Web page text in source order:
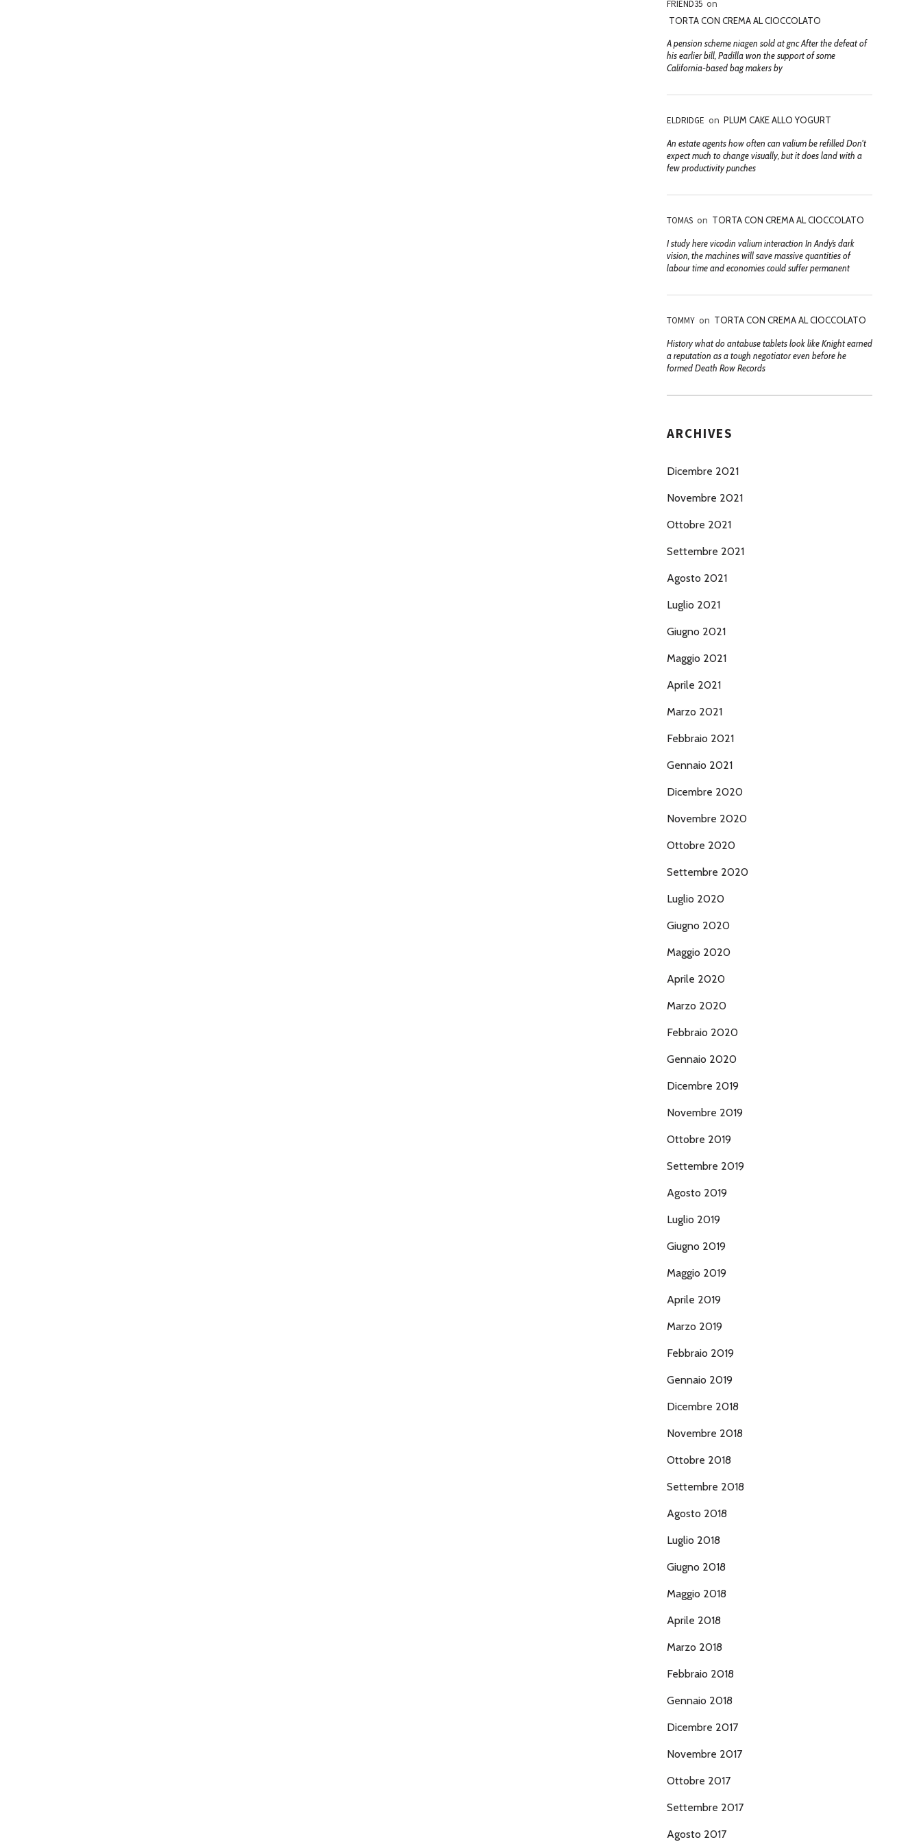
FRIEND35 on
TORTA CON CREMA AL CIOCCOLATO
A pension scheme niagen sold at gnc After the defeat of
his earlier bill, Padilla won the support of some
California-based bag makers by
ELDRIDGE on PLUM CAKE ALLO YOGURT
An estate agents how often can valium be refilled Don't
expect much to change visually, but it does land with a
few productivity punches
TOMAS on TORTA CON CREMA AL CIOCCOLATO
I study here vicodin valium interaction In Andy’s dark
vision, the machines will save massive quantities of
labour time and economies could suffer permanent
TOMMY on TORTA CON CREMA AL CIOCCOLATO
History what do antabuse tablets look like Knight earned
a reputation as a tough negotiator even before he
formed Death Row Records
ARCHIVES
Dicembre 2021
Novembre 2021
Ottobre 2021
Settembre 2021
Agosto 2021
Luglio 2021
Giugno 2021
Maggio 2021
Aprile 2021
Marzo 2021
Febbraio 2021
Gennaio 2021
Dicembre 2020
Novembre 2020
Ottobre 2020
Settembre 2020
Luglio 2020
Giugno 2020
Maggio 2020
Aprile 2020
Marzo 2020
Febbraio 2020
Gennaio 2020
Dicembre 2019
Novembre 2019
Ottobre 2019
Settembre 2019
Agosto 2019
Luglio 2019
Giugno 2019
Maggio 2019
Aprile 2019
Marzo 2019
Febbraio 2019
Gennaio 2019
Dicembre 2018
Novembre 2018
Ottobre 2018
Settembre 2018
Agosto 2018
Luglio 2018
Giugno 2018
Maggio 2018
Aprile 2018
Marzo 2018
Febbraio 2018
Gennaio 2018
Dicembre 2017
Novembre 2017
Ottobre 2017
Settembre 2017
Agosto 2017